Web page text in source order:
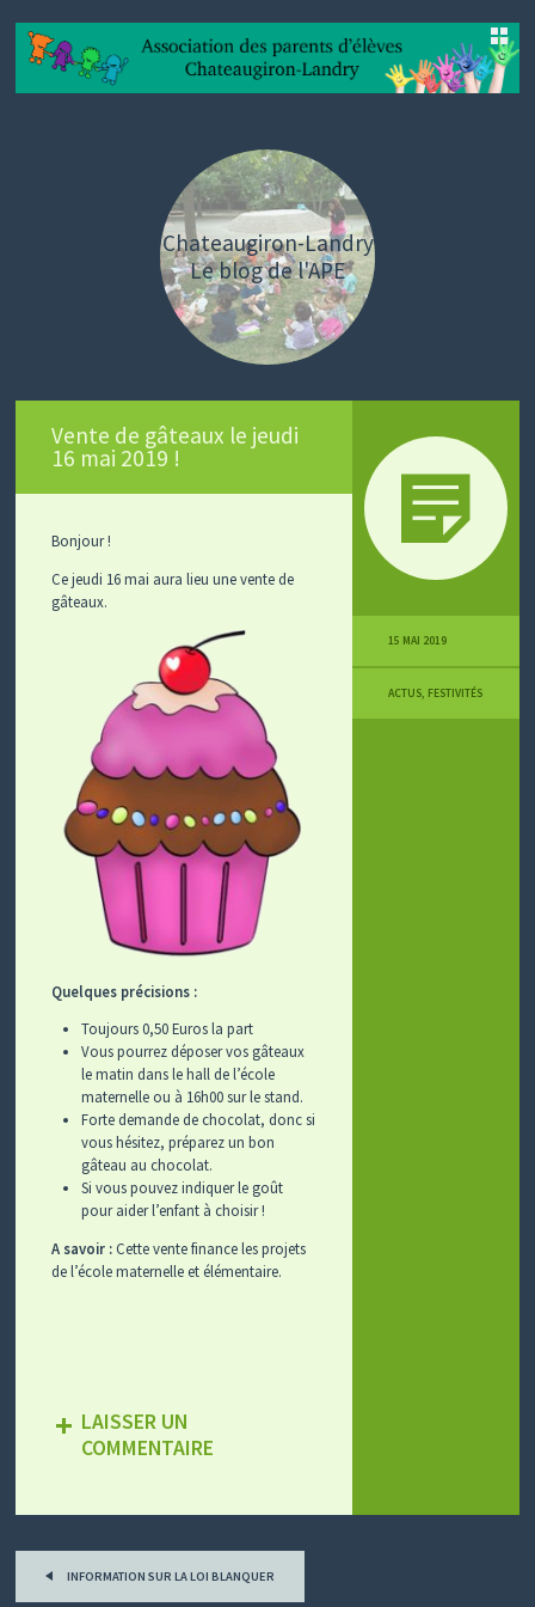
Chateaugiron-Landry
Le blog de l'APE
SKIP
Vente de gâteaux le jeudi
16 mai 2019 !
Bonjour !
Ce jeudi 16 mai aura lieu une vente de
gâteaux.
Quelques précisions :
Toujours 0,50 Euros la part
Vous pourrez déposer vos gâteaux
le matin dans le hall de l’école
maternelle ou à 16h00 sur le stand.
Forte demande de chocolat, donc si
vous hésitez, préparez un bon
gâteau au chocolat.
Si vous pouvez indiquer le goût
pour aider l’enfant à choisir !
A savoir :Cette vente finance les projets
de l’école maternelle et élémentaire.
LAISSER UN
COMMENTAIRE
15 MAI 2019
ACTUS, FESTIVITÉS
Tous
INFORMATION SUR LA LOI BLANQUER